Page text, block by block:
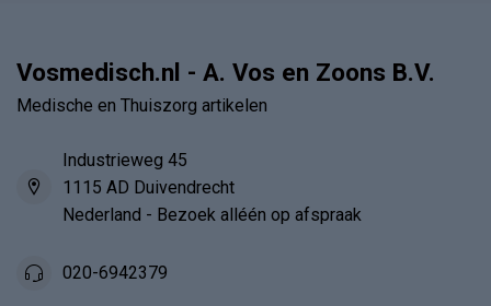
Vosmedisch.nl - A. Vos en Zoons B.V.
Medische en Thuiszorg artikelen
Industrieweg 45
1115 AD Duivendrecht
Nederland - Bezoek alléén op afspraak
020-6942379